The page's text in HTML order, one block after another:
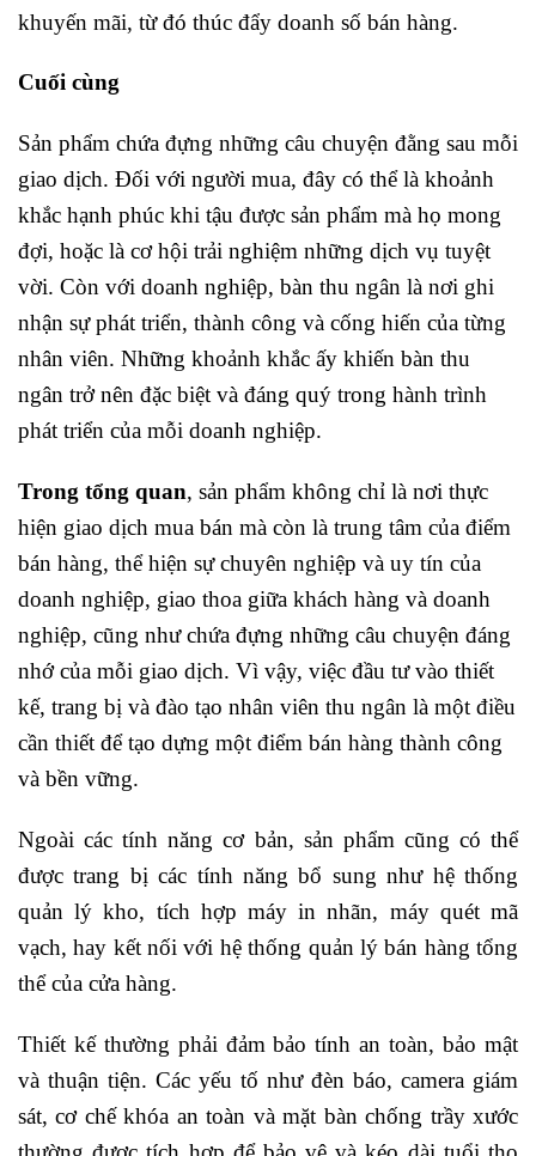
khuyến mãi, từ đó thúc đẩy doanh số bán hàng.
Cuối cùng
Sản phẩm chứa đựng những câu chuyện đằng sau mỗi
giao dịch. Đối với người mua, đây có thể là khoảnh
khắc hạnh phúc khi tậu được sản phẩm mà họ mong
đợi, hoặc là cơ hội trải nghiệm những dịch vụ tuyệt
vời. Còn với doanh nghiệp, bàn thu ngân là nơi ghi
nhận sự phát triển, thành công và cống hiến của từng
nhân viên. Những khoảnh khắc ấy khiến bàn thu
ngân trở nên đặc biệt và đáng quý trong hành trình
phát triển của mỗi doanh nghiệp.
Trong tổng quan, sản phẩm không chỉ là nơi thực
hiện giao dịch mua bán mà còn là trung tâm của điểm
bán hàng, thể hiện sự chuyên nghiệp và uy tín của
doanh nghiệp, giao thoa giữa khách hàng và doanh
nghiệp, cũng như chứa đựng những câu chuyện đáng
nhớ của mỗi giao dịch. Vì vậy, việc đầu tư vào thiết
kế, trang bị và đào tạo nhân viên thu ngân là một điều
cần thiết để tạo dựng một điểm bán hàng thành công
và bền vững.
Ngoài các tính năng cơ bản, sản phẩm cũng có thể
được trang bị các tính năng bổ sung như hệ thống
quản lý kho, tích hợp máy in nhãn, máy quét mã
vạch, hay kết nối với hệ thống quản lý bán hàng tổng
thể của cửa hàng.
Thiết kế thường phải đảm bảo tính an toàn, bảo mật
và thuận tiện. Các yếu tố như đèn báo, camera giám
sát, cơ chế khóa an toàn và mặt bàn chống trầy xước